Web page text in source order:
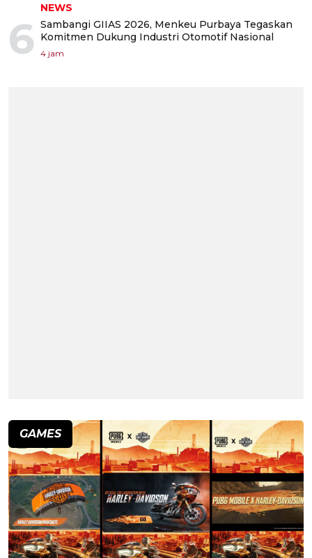
6
NEWS
Sambangi GIIAS 2026, Menkeu Purbaya Tegaskan
Komitmen Dukung Industri Otomotif Nasional
4 jam
GAMES